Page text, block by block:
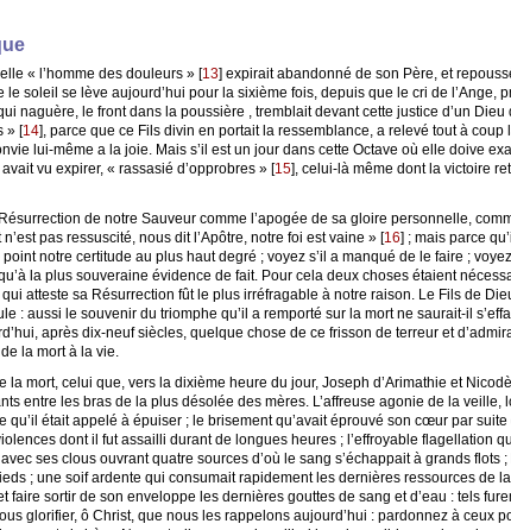
« l’homme des douleurs » [13] expirait abandonné de son Père, et
soleil se lève aujourd’hui pour la sixième fois, depuis que le cri de l’Ange,
naguère, le front dans la poussière , tremblait devant cette justice d’un
» [14], parce que ce Fils divin en portait la ressemblance, a relevé tout à coup
lui-même a la joie. Mais s’il est un jour dans cette Octave où elle doive
vu expirer, « rassasié d’opprobres » [15], celui-là même dont la victoire
de notre Sauveur comme l’apogée de sa gloire personnelle,
pas ressuscité, nous dit l’Apôtre, notre foi est vaine » [16] ; mais parce
notre certitude au plus haut degré ; voyez s’il a manqué de le faire ;
la plus souveraine évidence de fait. Pour cela deux choses étaient
atteste sa Résurrection fût le plus irréfragable à notre raison. Le Fils de
: aussi le souvenir du triomphe qu’il a remporté sur la mort ne saurait-il
après dix-neuf siècles, quelque chose de ce frisson de terreur et
la mort à la vie.
mort, celui que, vers la dixième heure du jour, Joseph d’Arimathie et
entre les bras de la plus désolée des mères. L’affreuse agonie de la veille,
était appelé à épuiser ; le brisement qu’avait éprouvé son cœur par
dont il fut assailli durant de longues heures ; l’effroyable flagellation
ses clous ouvrant quatre sources d’où le sang s’échappait à grands
; une soif ardente qui consumait rapidement les dernières ressources de
sortir de son enveloppe les dernières gouttes de sang et d’eau : tels
glorifier, ô Christ, que nous les rappelons aujourd’hui : pardonnez à ceux